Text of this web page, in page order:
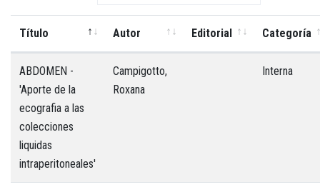
Título Autor Editorial Categoría
ABDOMEN -
'Aporte de la
ecografia a las
colecciones
liquidas
intraperitoneales'
Campigotto,
Roxana
Interna